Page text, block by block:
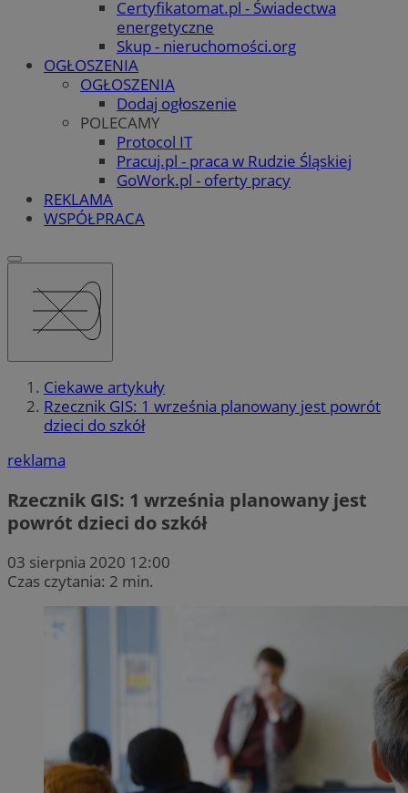
Certyfikatomat.pl - Świadectwa
energetyczne
Skup - nieruchomości.org
OGŁOSZENIA
OGŁOSZENIA
Dodaj ogłoszenie
POLECAMY
Protocol IT
Pracuj.pl - praca w Rudzie Śląskiej
GoWork.pl - oferty pracy
REKLAMA
WSPÓŁPRACA
Ciekawe artykuły
Rzecznik GIS: 1 września planowany jest powrót
dzieci do szkół
reklama
Rzecznik GIS: 1 września planowany jest
powrót dzieci do szkół
03 sierpnia 2020 12:00
Czas czytania: 2 min.